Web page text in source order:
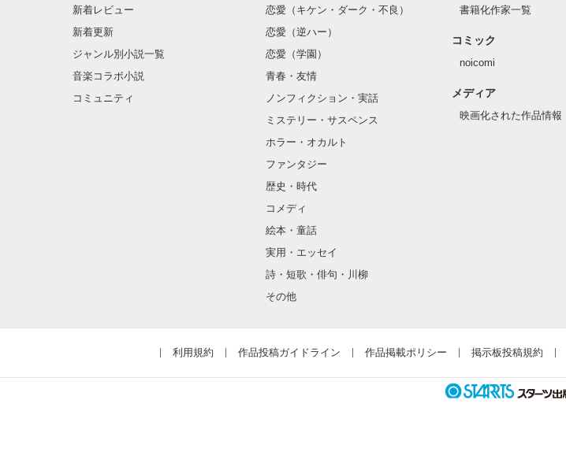
新着レビュー
新着更新
ジャンル別小説一覧
音楽コラボ小説
コミュニティ
恋愛（キケン・ダーク・不良）
恋愛（逆ハー）
恋愛（学園）
青春・友情
ノンフィクション・実話
ミステリー・サスペンス
ホラー・オカルト
ファンタジー
歴史・時代
コメディ
絵本・童話
実用・エッセイ
詩・短歌・俳句・川柳
その他
書籍化作家一覧
コミック
noicomi
メディア
映画化された作品情報
利用規約 作品投稿ガイドライン 作品掲載ポリシー 掲示板投稿規約